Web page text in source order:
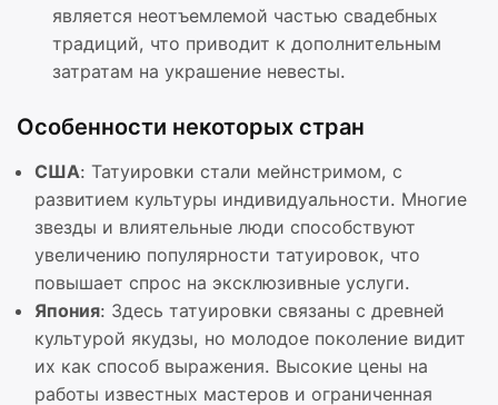
является неотъемлемой частью свадебных
традиций, что приводит к дополнительным
затратам на украшение невесты.
Особенности некоторых стран
США: Татуировки стали мейнстримом, с
развитием культуры индивидуальности. Многие
звезды и влиятельные люди способствуют
увеличению популярности татуировок, что
повышает спрос на эксклюзивные услуги.
Япония: Здесь татуировки связаны с древней
культурой якудзы, но молодое поколение видит
их как способ выражения. Высокие цены на
работы известных мастеров и ограниченная